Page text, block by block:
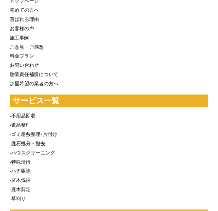
初めての方へ
選ばれる理由
お客様の声
施工事例
ご意見・ご感想
料金プラン
お問い合わせ
賠償責任補償について
加盟希望の業者の方へ
サービス一覧
-不用品回収
-遺品整理
-ゴミ屋敷整理･片付け
-庭石処分・撤去
-ハウスクリーニング
-特殊清掃
-ハチ駆除
-庭木伐採
-庭木剪定
-草刈り